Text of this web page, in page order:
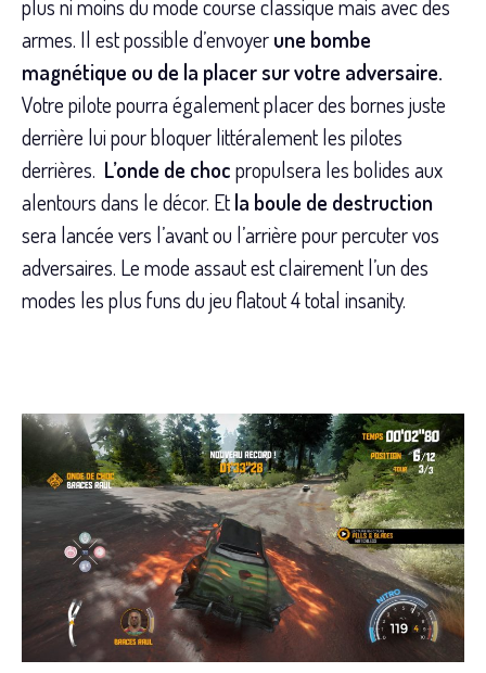
plus ni moins du mode course classique mais avec des
armes. Il est possible d’envoyerune bombe
magnétique ou de la placer sur votre adversaire.
Votre pilote pourra également placer des bornes juste
derrière lui pour bloquer littéralement les pilotes
derrières. L’onde de chocpropulsera les bolides aux
alentours dans le décor. Etla boule de destruction
sera lancée vers l’avant ou l’arrière pour percuter vos
adversaires. Le mode assaut est clairement l’un des
modes les plus funs du jeu flatout 4 total insanity.